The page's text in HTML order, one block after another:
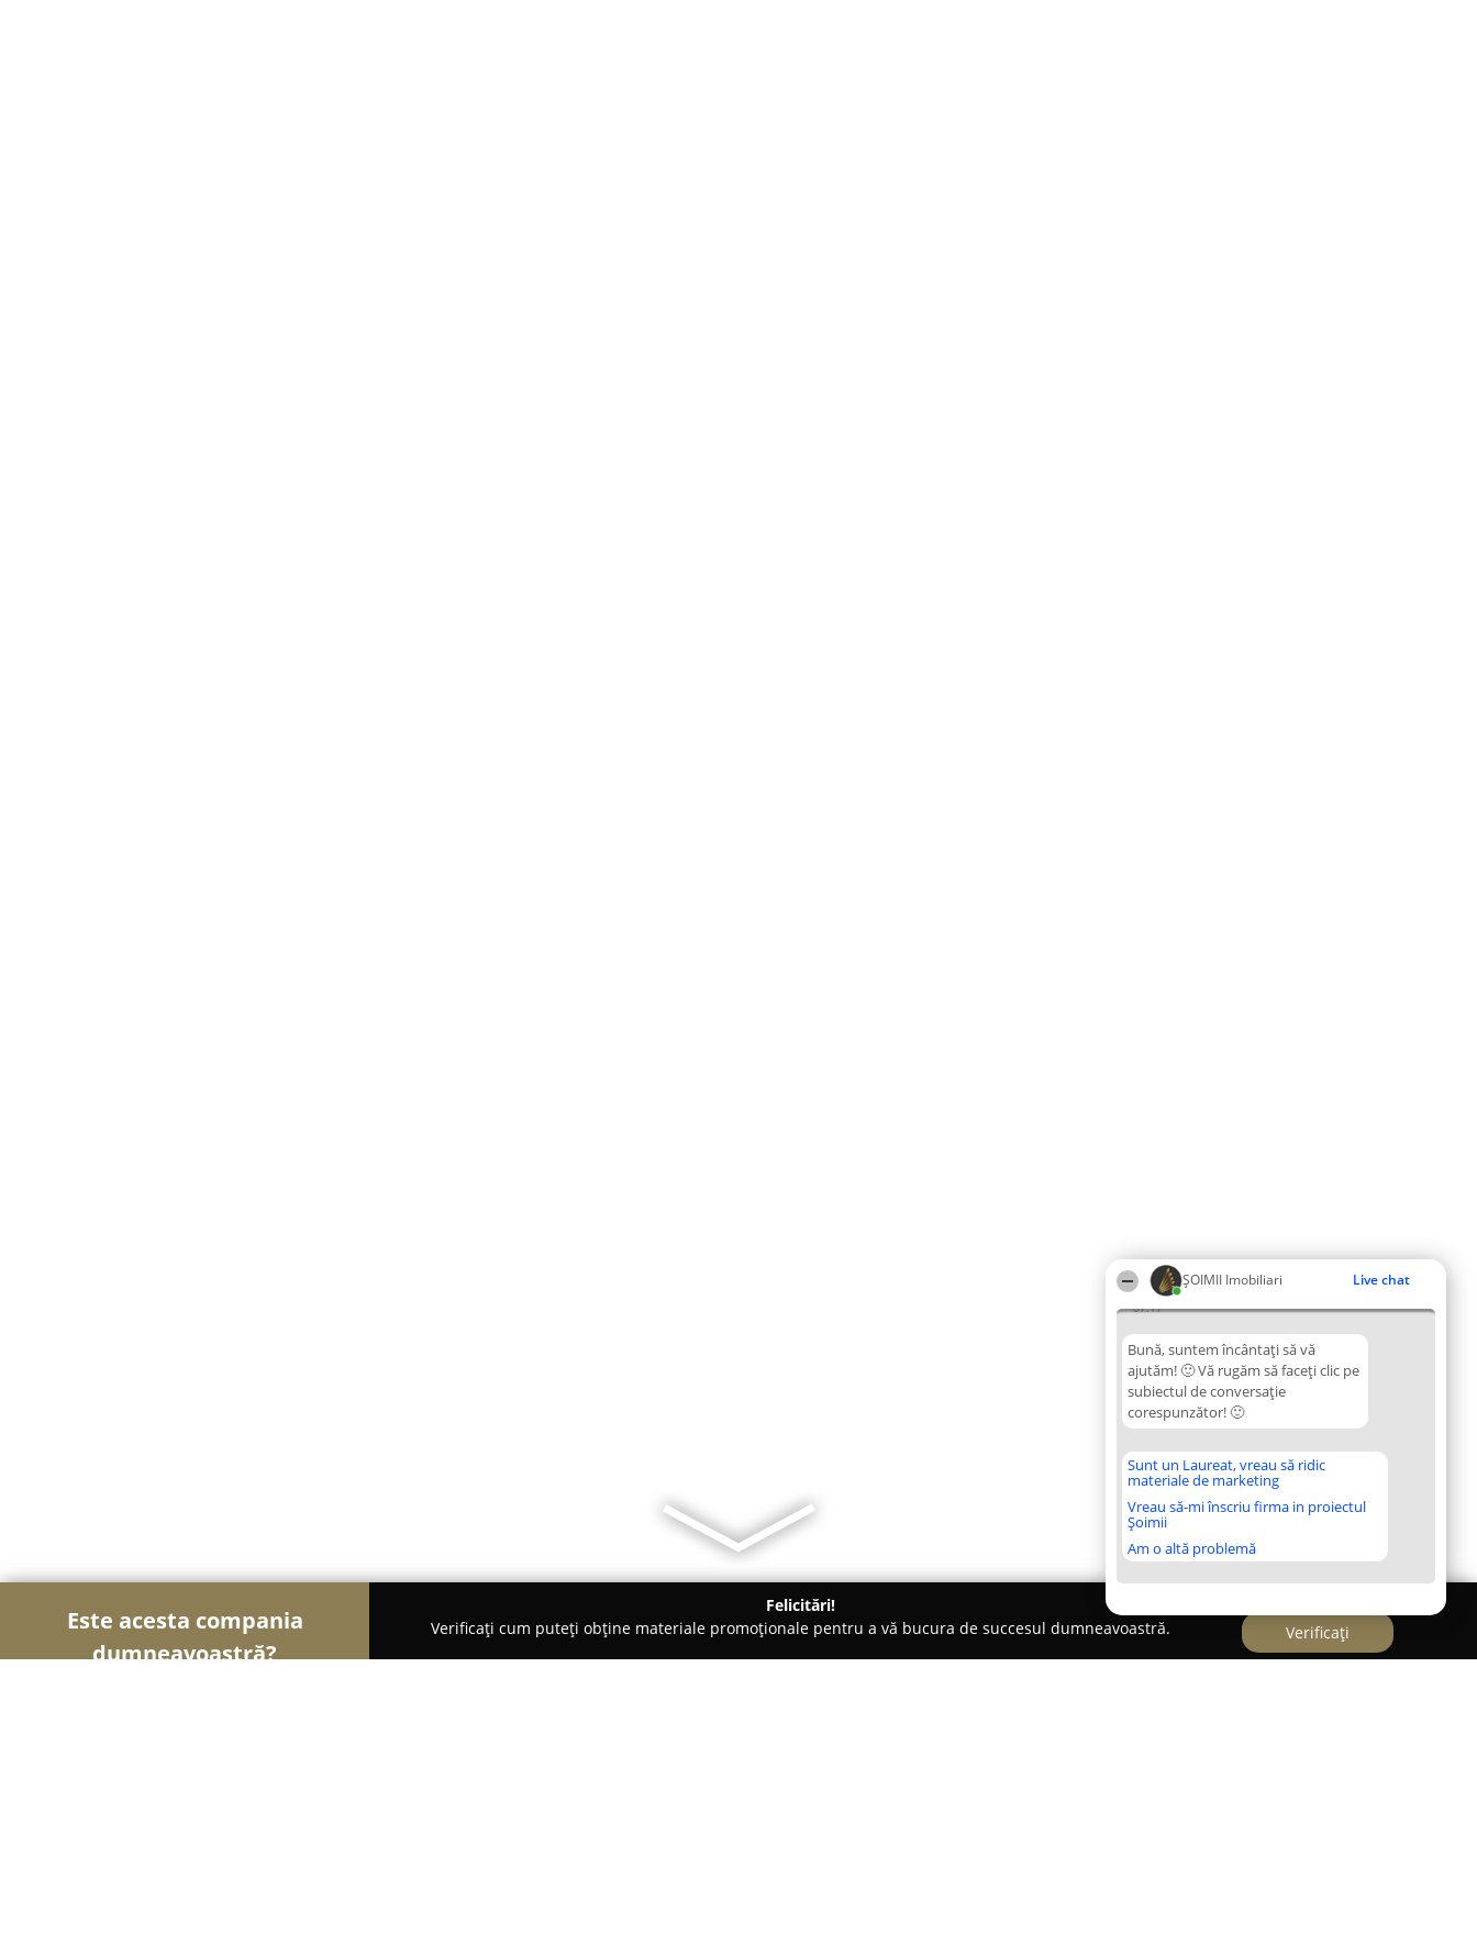
ȘOIMII Imobiliari Live chat
07:17
Bună, suntem încântați să vă
ajutăm! 🙂 Vă rugăm să faceți clic pe
subiectul de conversație
corespunzător! 🙂
Sunt un Laureat, vreau să ridic
materiale de marketing
Vreau să-mi înscriu firma in proiectul
Șoimii
Am o altă problemă
Este acesta compania
dumneavoastră?
Felicitări!
Verificați cum puteți obține materiale promoționale pentru a vă bucura de succesul dumneavoastră.
Verificați